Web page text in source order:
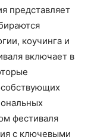
представляет
коучинга и
включает в
фестиваля
с ключевыми